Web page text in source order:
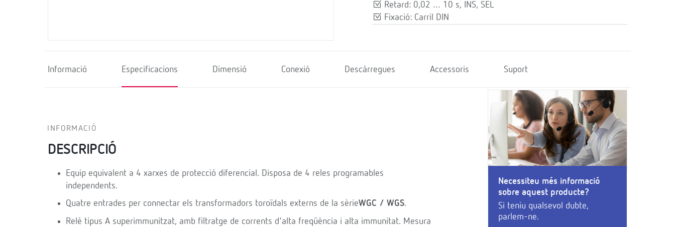
Retard: 0,02 … 10 s, INS, SEL
Fixació: Carril DIN
Informació Especificacions Dimensió Conexió Descàrregues Accessoris Suport
INFORMACIÓ
DESCRIPCIÓ
Equip equivalent a 4 xarxes de protecció diferencial. Disposa de 4 reles programables
independents.
Quatre entrades per connectar els transformadors toroïdals externs de la sèrieWGC / WGS.
Relè tipus A superimmunitzat, amb filtratge de corrents d'alta freqüència i alta immunitat. Mesura
Necessiteu més informació
sobre aquest producte?
Si teniu qualsevol dubte,
parlem-ne.